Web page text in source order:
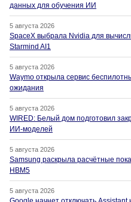
данных для обучения ИИ
5 августа 2026
SpaceX выбрала Nvidia для
Starmind AI1
5 августа 2026
Waymo открыла сервис
ожидания
5 августа 2026
WIRED: Белый дом подготовил
ИИ-моделей
5 августа 2026
Samsung раскрыла расчётные
HBM5
5 августа 2026